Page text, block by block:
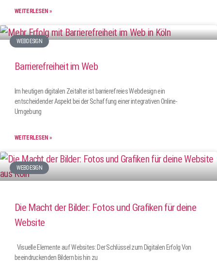
WEITERLESEN »
WEBDESIGN
Barrierefreiheit im Web
Im heutigen digitalen Zeitalter ist barrierefreies Webdesign ein
entscheidender Aspekt bei der Schaffung einer integrativen Online-
Umgebung
WEITERLESEN »
WEBDESIGN
Die Macht der Bilder: Fotos und Grafiken für deine
Website
Visuelle Elemente auf Websites: Der Schlüssel zum Digitalen Erfolg Von
beeindruckenden Bildern bis hin zu